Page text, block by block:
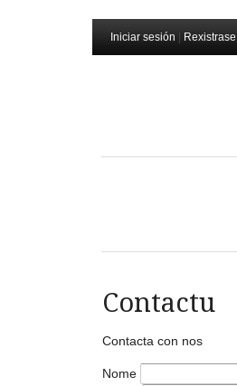
Iniciar sesión Rexistrase
Contactu
Contacta con nos
Nome